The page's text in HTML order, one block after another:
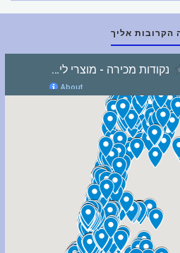
הקרובות אליך